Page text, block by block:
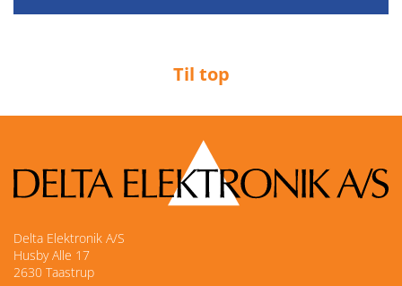
Til top
Delta Elektronik A/S
Husby Alle 17
2630 Taastrup